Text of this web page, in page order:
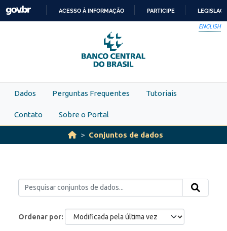
Skip to main content
PARA
O
CONTEÚDO
ACESSO À INFORMAÇÃO PARTICIPE
ENGLISH
Dados Perguntas Frequentes Tutoriais
Contato Sobre o Portal
Conjuntos de dados
Ordenar por